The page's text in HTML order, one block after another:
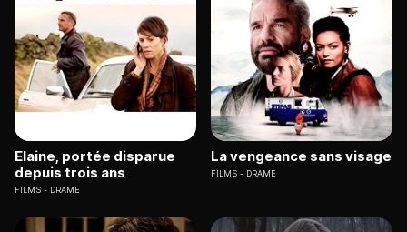
Elaine, portée disparue
depuis trois ans
FILMS DRAME
La vengeance sans visage
FILMS DRAME